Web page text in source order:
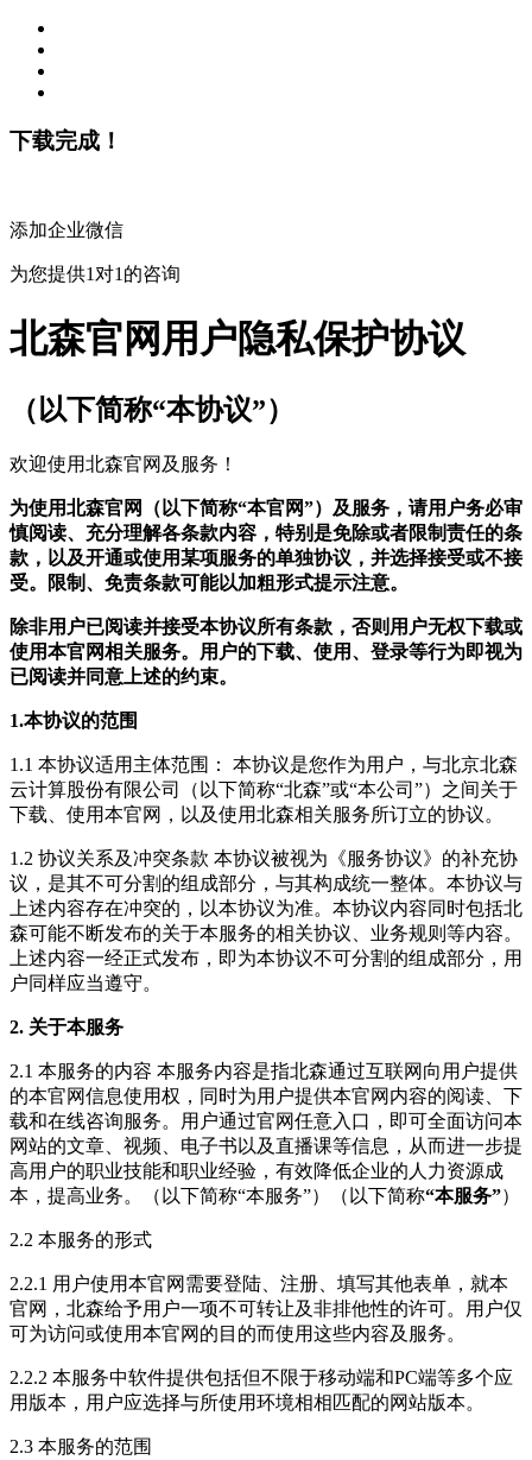
下载完成！
添加企业微信
为您提供1对1的咨询
北森官网用户隐私保护协议
（以下简称“本协议”）
欢迎使用北森官网及服务！
为使用北森官网（以下简称“本官网”）及服务，请用户务必审
慎阅读、充分理解各条款内容，特别是免除或者限制责任的条
款，以及开通或使用某项服务的单独协议，并选择接受或不接
受。限制、免责条款可能以加粗形式提示注意。
除非用户已阅读并接受本协议所有条款，否则用户无权下载或
使用本官网相关服务。用户的下载、使用、登录等行为即视为
已阅读并同意上述的约束。
1.本协议的范围
1.1 本协议适用主体范围： 本协议是您作为用户，与北京北森
云计算股份有限公司（以下简称“北森”或“本公司”）之间关于
下载、使用本官网，以及使用北森相关服务所订立的协议。
1.2 协议关系及冲突条款 本协议被视为《服务协议》的补充协
议，是其不可分割的组成部分，与其构成统一整体。本协议与
上述内容存在冲突的，以本协议为准。本协议内容同时包括北
森可能不断发布的关于本服务的相关协议、业务规则等内容。
上述内容一经正式发布，即为本协议不可分割的组成部分，用
户同样应当遵守。
2. 关于本服务
2.1 本服务的内容 本服务内容是指北森通过互联网向用户提供
的本官网信息使用权，同时为用户提供本官网内容的阅读、下
载和在线咨询服务。用户通过官网任意入口，即可全面访问本
网站的文章、视频、电子书以及直播课等信息，从而进一步提
高用户的职业技能和职业经验，有效降低企业的人力资源成
本，提高业务。（以下简称“本服务”）（以下简称“本服务”）
2.2 本服务的形式
2.2.1 用户使用本官网需要登陆、注册、填写其他表单，就本
官网，北森给予用户一项不可转让及非排他性的许可。用户仅
可为访问或使用本官网的目的而使用这些内容及服务。
2.2.2 本服务中软件提供包括但不限于移动端和PC端等多个应
用版本，用户应选择与所使用环境相相匹配的网站版本。
2.3 本服务的范围